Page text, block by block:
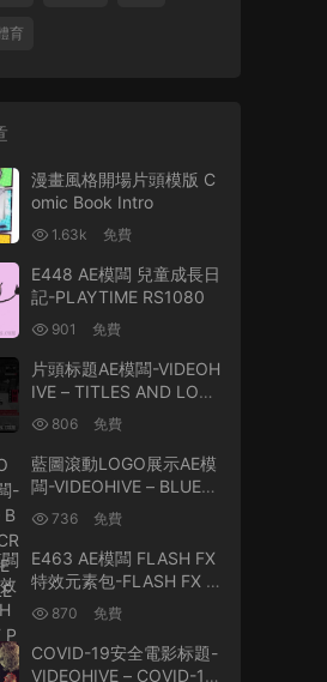
育
漫畫風格開場片頭模版 C
omic Book Intro
1.63k 免費
E448 AE模闆 兒童成長日
記-PLAYTIME RS1080
901 免費
片頭标題AE模闆-VIDEOH
IVE – TITLES AND LOW
ER THIRDS V2 – 212503
65
806 免費
藍圖滾動LOGO展示AE模
闆-VIDEOHIVE – BLUEP
RINT SCROLL LOGO RE
VEAL BUNDLE 2059148
1
736 免費
E463 AE模闆 FLASH FX
特效元素包-FLASH FX E
LEMENT PACK
870 免費
COVID-19安全電影标題-
VIDEOHIVE – COVID-19